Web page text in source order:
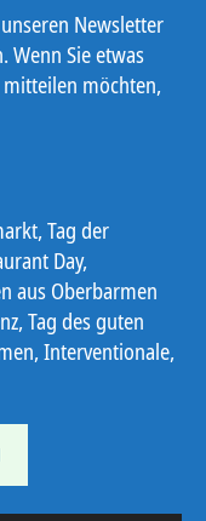
Newsletter
Wenn Sie etwas
möchten,
Tag der
Day,
aus Oberbarmen
Tag des guten
Interventionale,